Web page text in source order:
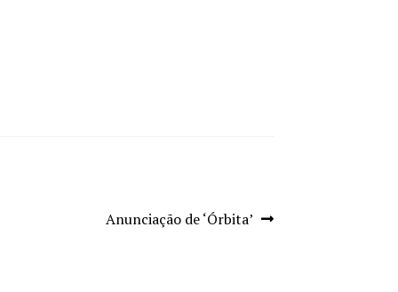
Artigo
Anunciação de ‘Órbita’